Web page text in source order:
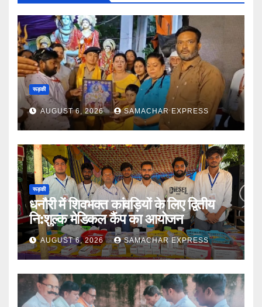
रूड़की
AUGUST 6, 2026 SAMACHAR EXPRESS
रूड़की
धनौरी में शिवभक्त कांवड़ियों के लिए द्वितीय
नि:शुल्क मेडिकल कैंप का आयोजन
AUGUST 6, 2026 SAMACHAR EXPRESS